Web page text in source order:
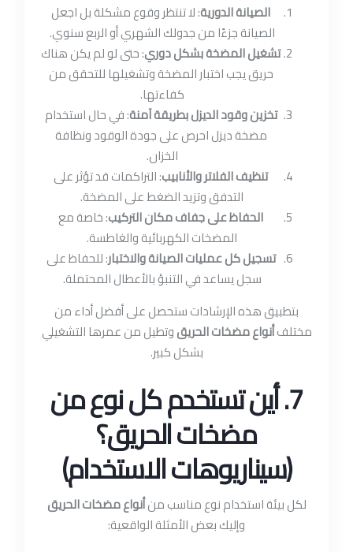
الصيانة الدورية: لا تنتظر وقوع مشكلة بل اجعل
الصيانة جزءًا من جدولك الشهري أو الربع سنوي.
تشغيل المضخة بشكل دوري: حتى لو لم يكن هناك
حريق يجب اختبار المضخة وتشغيلها للتحقق من
كفاءتها.
تخزين وقود الديزل بطريقة آمنة: في حال استخدام
مضخة ديزل احرص على جودة الوقود ونظافة
الخزان.
تنظيف الفلاتر والأنابيب: التراكمات قد تؤثر على
التدفق وتزيد الضغط على المضخة.
الحفاظ على جفاف مكان التركيب: خاصة مع
المضخات الكهربائية والغاطسة.
تسجيل كل عمليات الصيانة والاختبار: للحفاظ على
سجل يساعد في التنبؤ بالأعطال المحتملة.
بتطبيق هذه الإرشادات ستحصل على أفضل أداء من
مختلفأنواع مضخات الحريقوتطيل من عمرها التشغيلي
بشكل كبير.
7. أين تستخدم كل نوع من
مضخات الحريق؟
(سيناريوهات الاستخدام)
لكل بيئة استخدام نوع مناسب منأنواع مضخات الحريق
وإليك بعض الأمثلة الواقعية: